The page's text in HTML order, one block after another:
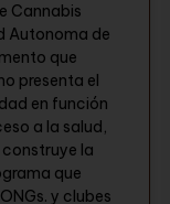
Cannabis
Autonoma de
que
presenta el
en función
a la salud,
la
que
y clubes